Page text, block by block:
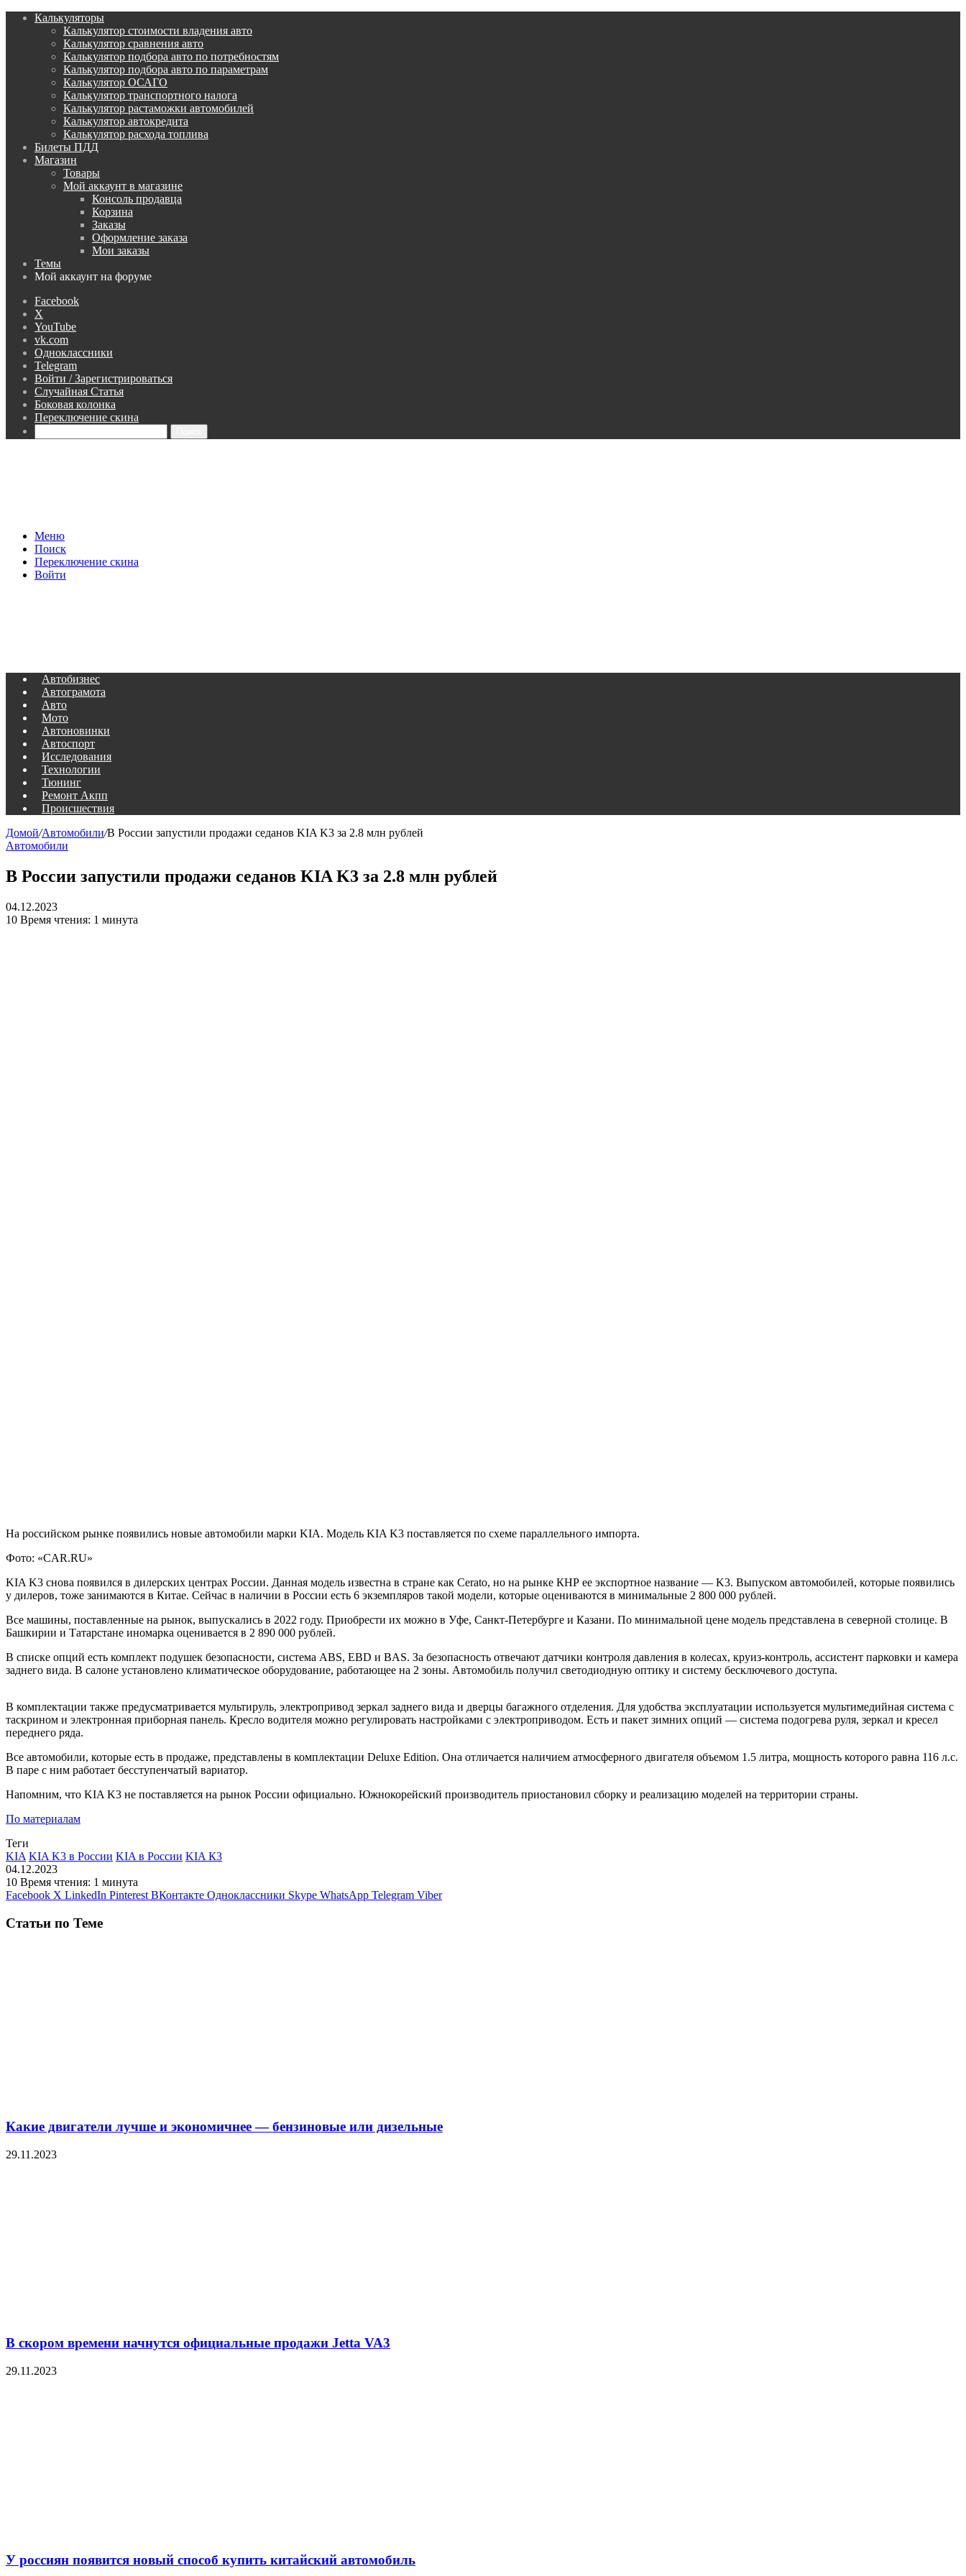
Калькуляторы
Калькулятор стоимости владения авто
Калькулятор сравнения авто
Калькулятор подбора авто по потребностям
Калькулятор подбора авто по параметрам
Калькулятор ОСАГО
Калькулятор транспортного налога
Калькулятор растаможки автомобилей
Калькулятор автокредита
Калькулятор расхода топлива
Билеты ПДД
Магазин
Товары
Мой аккаунт в магазине
Консоль продавца
Корзина
Заказы
Оформление заказа
Мои заказы
Темы
Мой аккаунт на форуме
Facebook
X
YouTube
vk.com
Одноклассники
Telegram
Войти / Зарегистрироваться
Случайная Статья
Боковая колонка
Переключение скина
Меню
Поиск
Переключение скина
Войти
Автобизнес
Автограмота
Авто
Мото
Автоновинки
Автоспорт
Исследования
Технологии
Тюнинг
Ремонт Акпп
Происшествия
Домой/Автомобили/В России запустили продажи седанов KIA K3 за 2.8 млн рублей
Автомобили
В России запустили продажи седанов KIA K3 за 2.8 млн рублей
04.12.2023
10 Время чтения: 1 минута
На российском рынке появились новые автомобили марки KIA. Модель KIA K3 поставляется по схеме параллельного импорта.
Фото: «CAR.RU»
KIA K3 снова появился в дилерских центрах России. Данная модель известна в стране как Cerato, но на рынке КНР ее экспортное название — K3. Выпуском автомобилей, которые появились
у дилеров, тоже занимаются в Китае. Сейчас в наличии в России есть 6 экземпляров такой модели, которые оцениваются в минимальные 2 800 000 рублей.
Все машины, поставленные на рынок, выпускались в 2022 году. Приобрести их можно в Уфе, Санкт-Петербурге и Казани. По минимальной цене модель представлена в северной столице. В
Башкирии и Татарстане иномарка оценивается в 2 890 000 рублей.
В списке опций есть комплект подушек безопасности, система ABS, EBD и BAS. За безопасность отвечают датчики контроля давления в колесах, круиз-контроль, ассистент парковки и камера
заднего вида. В салоне установлено климатическое оборудование, работающее на 2 зоны. Автомобиль получил светодиодную оптику и систему бесключевого доступа.
В комплектации также предусматривается мультируль, электропривод зеркал заднего вида и дверцы багажного отделения. Для удобства эксплуатации используется мультимедийная система с
таскрином и электронная приборная панель. Кресло водителя можно регулировать настройками с электроприводом. Есть и пакет зимних опций — система подогрева руля, зеркал и кресел
переднего ряда.
Все автомобили, которые есть в продаже, представлены в комплектации Deluxe Edition. Она отличается наличием атмосферного двигателя объемом 1.5 литра, мощность которого равна 116 л.с.
В паре с ним работает бесступенчатый вариатор.
Напомним, что KIA K3 не поставляется на рынок России официально. Южнокорейский производитель приостановил сборку и реализацию моделей на территории страны.
По материалам
Теги
KIA KIA K3 в России KIA в России KIA К3
04.12.2023
10 Время чтения: 1 минута
Facebook X LinkedIn Pinterest ВКонтакте Одноклассники Skype WhatsApp Telegram Viber
Статьи по Теме
Какие двигатели лучше и экономичнее — бензиновые или дизельные
29.11.2023
В скором времени начнутся официальные продажи Jetta VA3
29.11.2023
У россиян появится новый способ купить китайский автомобиль